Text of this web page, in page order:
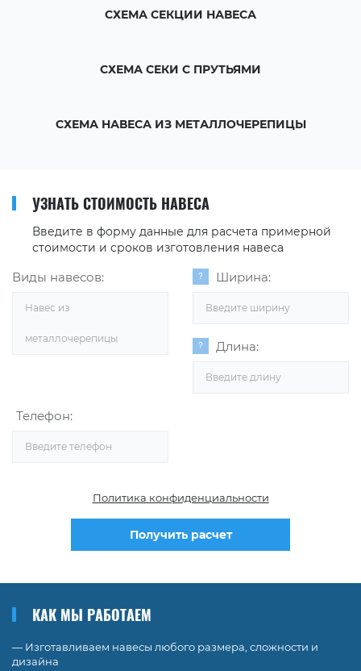
СХЕМА СЕКЦИИ НАВЕСА
СХЕМА СЕКИ С ПРУТЬЯМИ
СХЕМА НАВЕСА ИЗ МЕТАЛЛОЧЕРЕПИЦЫ
УЗНАТЬ СТОИМОСТЬ НАВЕСА
Введите в форму данные для расчета примерной
стоимости и сроков изготовления навеса
Виды навесов:
Навес из
металлочерепицы
Ширина:
Длина:
Телефон:
Политика конфиденциальности
Получить расчет
КАК МЫ РАБОТАЕМ
— Изготавливаем навесы любого размера, сложности и
дизайна